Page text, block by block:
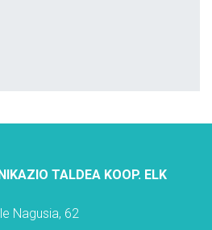
TALDEA KOOP. ELK
Nagusia, 62